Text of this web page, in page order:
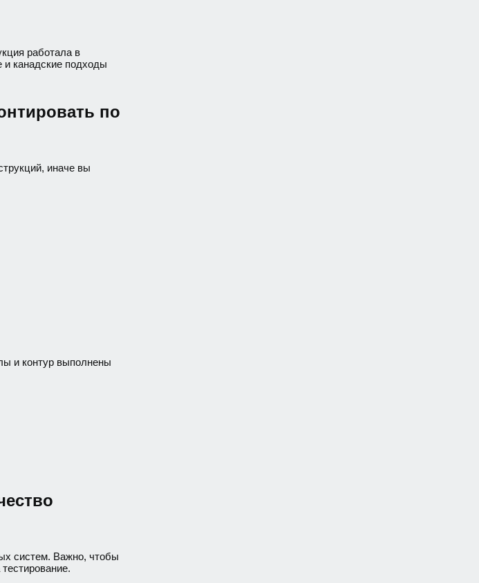
работала в
и канадские подходы
по
иначе вы
и контур выполнены
систем. Важно, чтобы